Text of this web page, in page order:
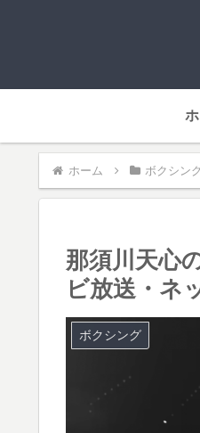
ホーム ボクシン
那須川天心
ビ放送・ネ
ボクシング